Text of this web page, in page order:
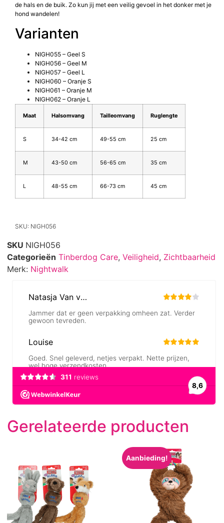
de hals en de buik. Zo kun jij met een veilig gevoel in het donker met je
hond wandelen!
Varianten
NIGH055 – Geel S
NIGH056 – Geel M
NIGH057 – Geel L
NIGH060 – Oranje S
NIGH061 – Oranje M
NIGH062 – Oranje L
Maat Halsomvang Tailleomvang Ruglengte
S 34-42 cm 49-55 cm 25 cm
M 43-50 cm 56-65 cm 35 cm
L 48-55 cm 66-73 cm 45 cm
SKU: NIGH056
SKU NIGH056
Categorieën Tinberdog Care, Veiligheid, Zichtbaarheid
Merk: Nightwalk
Gerelateerde producten
Aanbieding!